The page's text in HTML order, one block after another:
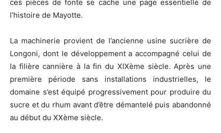
ces pièces de fonte se cache une page essentielle de
l’histoire de Mayotte.
La machinerie provient de l’ancienne usine sucrière de
Longoni, dont le développement a accompagné celui de
la filière cannière à la fin du XIXème siècle. Après une
première période sans installations industrielles, le
domaine s’est équipé progressivement pour produire du
sucre et du rhum avant d’être démantelé puis abandonné
au début du XXème siècle.